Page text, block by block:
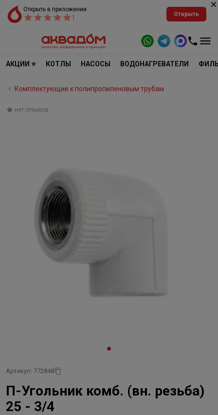
Открыть в приложении
1
Открыть
АКЦИИ ⭐ КОТЛЫ НАСОСЫ ВОДОНАГРЕВАТЕЛИ
Комплектующие к полипропиленовым трубам
нет отзывов
Артикул: 772848
П-Угольник комб. (вн. резьба)
25 - 3/4